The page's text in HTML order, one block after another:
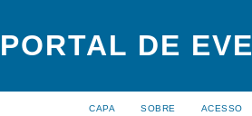
PORTAL DE
CAPA SOBRE ACESSO